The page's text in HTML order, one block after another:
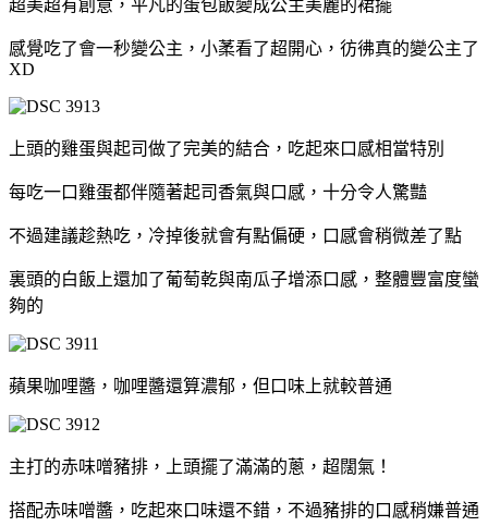
超美超有創意，平凡的蛋包飯變成公主美麗的裙擺
感覺吃了會一秒變公主，小葇看了超開心，彷彿真的變公主了
XD
上頭的雞蛋與起司做了完美的結合，吃起來口感相當特別
每吃一口雞蛋都伴隨著起司香氣與口感，十分令人驚豔
不過建議趁熱吃，冷掉後就會有點偏硬，口感會稍微差了點
裏頭的白飯上還加了葡萄乾與南瓜子增添口感，整體豐富度蠻
夠的
蘋果咖哩醬，咖哩醬還算濃郁，但口味上就較普通
主打的赤味噌豬排，上頭擺了滿滿的蔥，超闊氣！
搭配赤味噌醬，吃起來口味還不錯，不過豬排的口感稍嫌普通